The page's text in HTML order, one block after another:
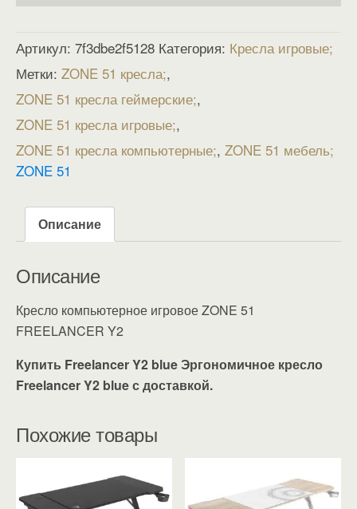
Артикул: 7f3dbe2f5128 Категория: Кресла игровые
Метки: ZONE 51 кресла ,
ZONE 51 кресла геймерские ,
ZONE 51 кресла игровые ,
ZONE 51 кресла компьютерные , ZONE 51 мебель
ZONE 51
Описание
Описание
Кресло компьютерное игровое ZONE 51
FREELANCER Y2
Купить Freelancer Y2 blue Эргономичное кресло
Freelancer Y2 blue с доставкой.
Похожие товары